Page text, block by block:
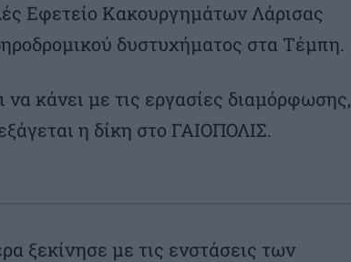
Εφετείο Κακουργημάτων Λάρισας
δυστυχήματος στα Τέμπη.
κάνει με τις εργασίες διαμόρφωσης,
η δίκη στο ΓΑΙΟΠΟΛΙΣ.
ξεκίνησε με τις ενστάσεις των